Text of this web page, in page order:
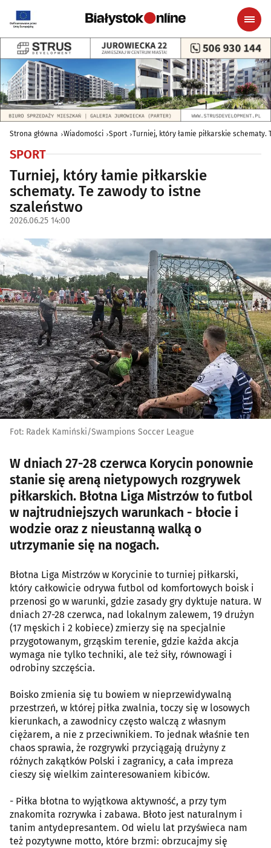
Strona główna Wiadomości Sport Turniej, który łamie piłkarskie schematy.
SPORT
Turniej, który łamie piłkarskie
schematy. Te zawody to istne
szaleństwo
2026.06.25 14:00
Fot: Radek Kamiński/Swampions Soccer League
W dniach 27-28 czerwca Korycin ponownie
stanie się areną nietypowych rozgrywek
piłkarskich. Błotna Liga Mistrzów to futbol
w najtrudniejszych warunkach - błocie i
wodzie oraz z nieustanną walką o
utrzymanie się na nogach.
Błotna Liga Mistrzów w Korycinie to turniej piłkarski,
który całkowicie odrywa futbol od komfortowych boisk i
przenosi go w warunki, gdzie zasady gry dyktuje natura. W
dniach 27-28 czerwca, nad lokalnym zalewem, 19 drużyn
(17 męskich i 2 kobiece) zmierzy się na specjalnie
przygotowanym, grząskim terenie, gdzie każda akcja
wymaga nie tylko techniki, ale też siły, równowagi i
odrobiny szczęścia.
Boisko zmienia się tu bowiem w nieprzewidywalną
przestrzeń, w której piłka zwalnia, toczy się w losowych
kierunkach, a zawodnicy często walczą z własnym
ciężarem, a nie z przeciwnikiem. To jednak właśnie ten
chaos sprawia, że rozgrywki przyciągają drużyny z
różnych zakątków Polski i zagranicy, a cała impreza
cieszy się wielkim zainteresowaniem kibiców.
- Piłka błotna to wyjątkowa aktywność, a przy tym
znakomita rozrywka i zabawa. Błoto jest naturalnym i
tanim antydepresantem. Od wielu lat przyświeca nam
też pozytywne motto, które brzmi: obrzucajmy się